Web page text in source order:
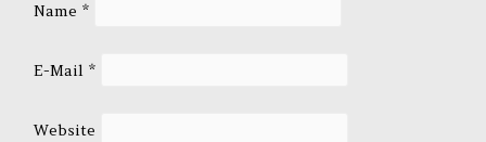
Name*
E-Mail*
Website